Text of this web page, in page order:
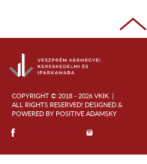
COPYRIGHT © 2018 - 2026 VKIK. |
ALL RIGHTS RESERVED! DESIGNED &
POWERED BY POSITIVE ADAMSKY